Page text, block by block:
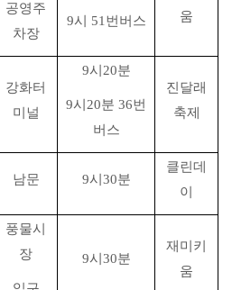
공영주
차장
9시 51번버스
움
강화터
미널
9시20분
9시20분 36번
버스
진달래
축제
남문 9시30분
클린데
이
풍물시
장
9시30분
재미키
움